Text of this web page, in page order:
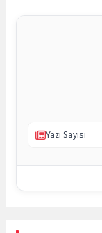
Yazı Sayısı